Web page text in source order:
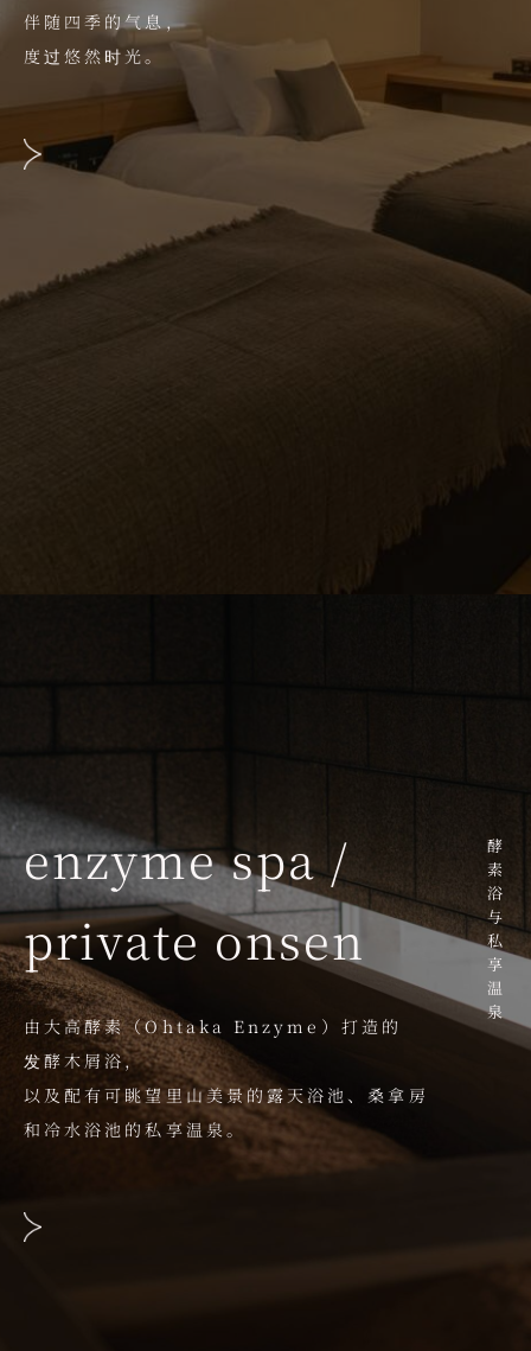
伴随四季的气息，
度过悠然时光。
enzyme spa /
private onsen
酵素浴与私享温泉
由大高酵素（Ohtaka Enzyme）打造的
发酵木屑浴，
以及配有可眺望里山美景的露天浴池、桑拿房
和冷水浴池的私享温泉。